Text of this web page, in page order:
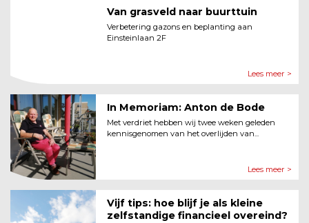
Van grasveld naar buurttuin
Verbetering gazons en beplanting aan
Einsteinlaan 2F
Lees meer >
In Memoriam: Anton de Bode
Met verdriet hebben wij twee weken geleden
kennisgenomen van het overlijden van...
Lees meer >
Vijf tips: hoe blijf je als kleine
zelfstandige financieel overeind?